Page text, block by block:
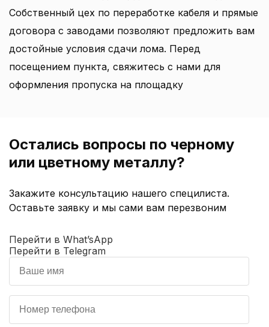
Собственный цех по переработке кабеля и прямые
договора с заводами позволяют предложить вам
достойные условия сдачи лома. Перед
посещением пункта, свяжитесь с нами для
оформления пропуска на площадку
Остались вопросы по черному
или цветному металлу?
Закажите консультацию нашего специлиста.
Оставьте заявку и мы сами вам перезвоним
Перейти в What’sApp
Перейти в Telegram